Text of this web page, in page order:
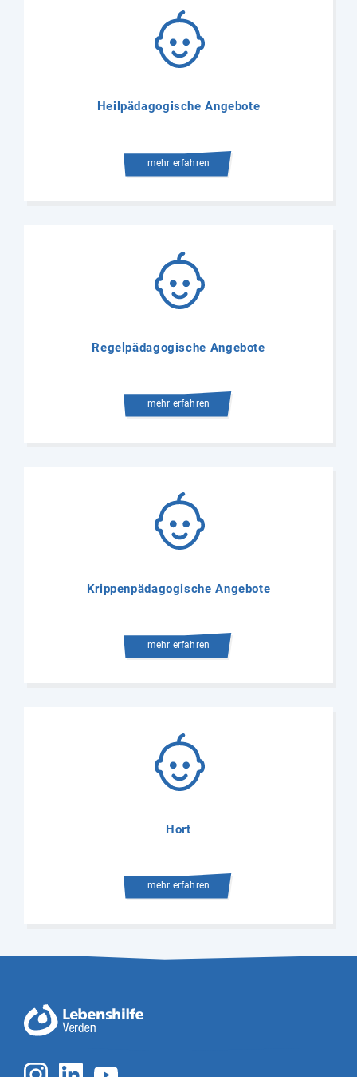
Heilpädagogische Angebote
mehr erfahren
Regelpädagogische Angebote
mehr erfahren
Krippenpädagogische Angebote
mehr erfahren
Hort
mehr erfahren